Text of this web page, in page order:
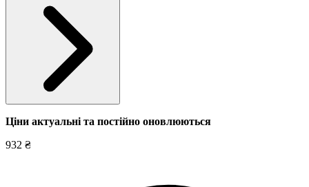
Ціни актуальні та постійно оновлюються
932 ₴